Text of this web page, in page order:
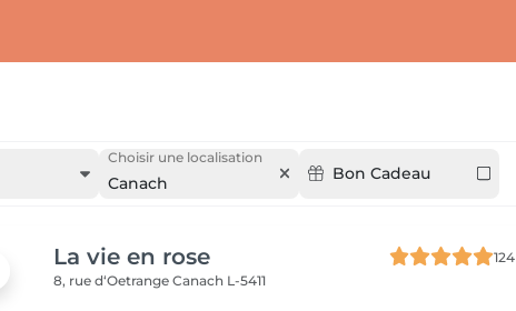
Choisir une localisation
Canach Bon Cadeau
La vie en rose
124
8, rue d‘OetrangeCanach L-5411